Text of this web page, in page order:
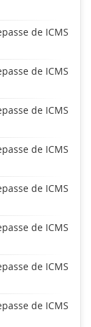
de ICMS
de ICMS
de ICMS
de ICMS
de ICMS
de ICMS
de ICMS
de ICMS